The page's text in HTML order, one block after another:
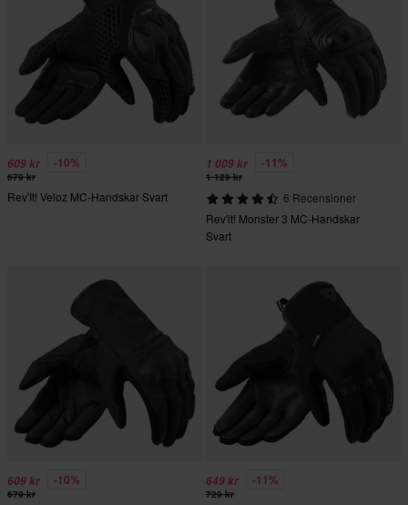
609 kr -10%
679 kr
Rev'It! Veloz MC-Handskar Svart
1 009 kr -11%
1 129 kr
6 Recensioner
Rev'it! Monster 3 MC-Handskar
Svart
609 kr -10%
679 kr
649 kr -11%
729 kr